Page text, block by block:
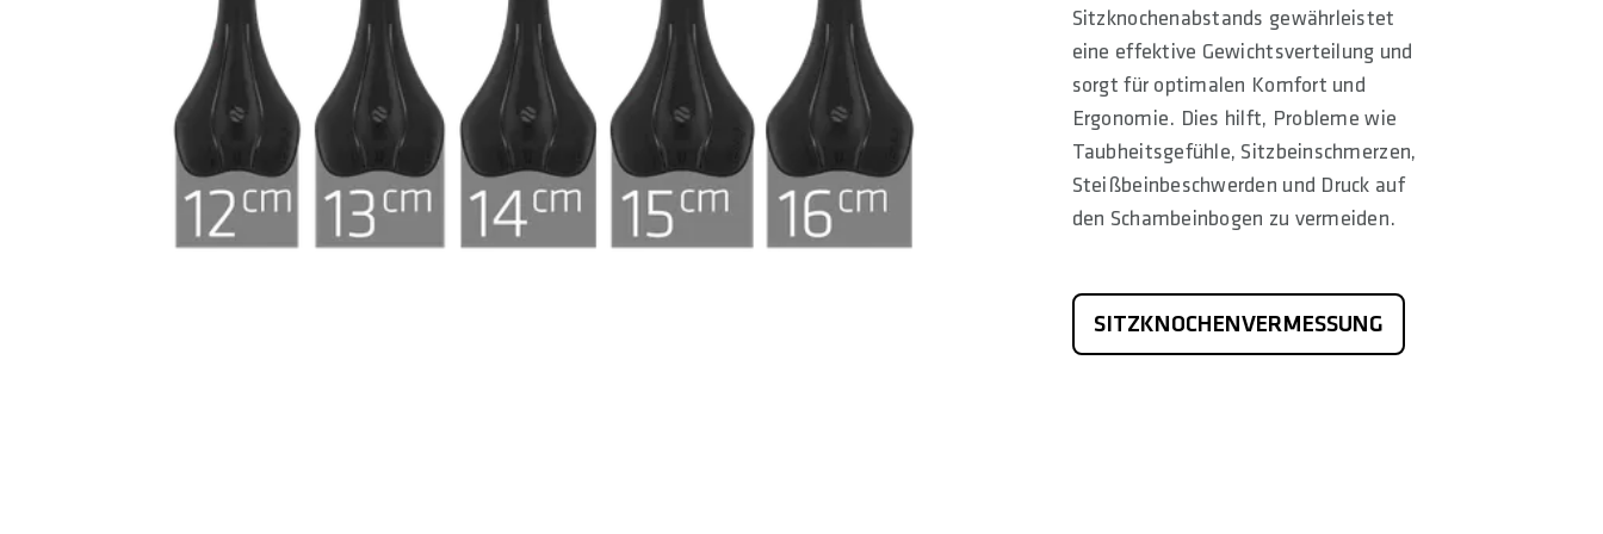
Sitzknochenabstands gewährleistet
eine effektive Gewichtsverteilung und
sorgt für optimalen Komfort und
Ergonomie. Dies hilft, Probleme wie
Taubheitsgefühle, Sitzbeinschmerzen,
Steißbeinbeschwerden und Druck auf
den Schambeinbogen zu vermeiden.
SITZKNOCHENVERMESSUNG